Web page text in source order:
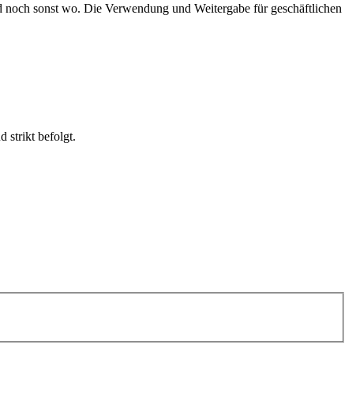
sonst wo. Die Verwendung und Weitergabe für geschäftlichen
strikt befolgt.